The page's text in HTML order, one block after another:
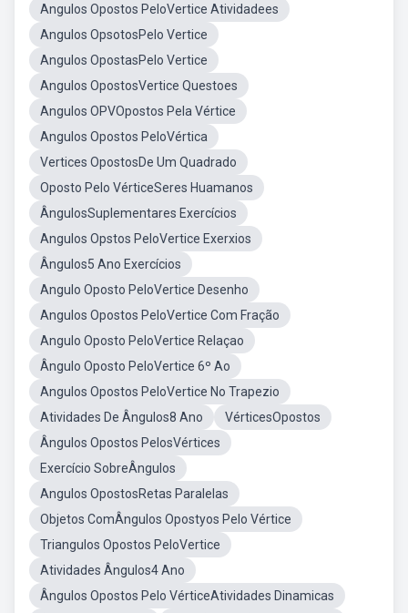
Angulos Opostos PeloVertice Atividadees
Angulos OpsotosPelo Vertice
Angulos OpostasPelo Vertice
Angulos OpostosVertice Questoes
Angulos OPVOpostos Pela Vértice
Angulos Opostos PeloVértica
Vertices OpostosDe Um Quadrado
Oposto Pelo VérticeSeres Huamanos
ÂngulosSuplementares Exercícios
Angulos Opstos PeloVertice Exerxios
Ângulos5 Ano Exercícios
Angulo Oposto PeloVertice Desenho
Angulos Opostos PeloVertice Com Fração
Angulo Oposto PeloVertice Relaçao
Ângulo Oposto PeloVertice 6º Ao
Angulos Opostos PeloVertice No Trapezio
Atividades De Ângulos8 Ano
VérticesOpostos
Ângulos Opostos PelosVértices
Exercício SobreÂngulos
Angulos OpostosRetas Paralelas
Objetos ComÂngulos Opostyos Pelo Vértice
Triangulos Opostos PeloVertice
Atividades Ângulos4 Ano
Ângulos Opostos Pelo VérticeAtividades Dinamicas